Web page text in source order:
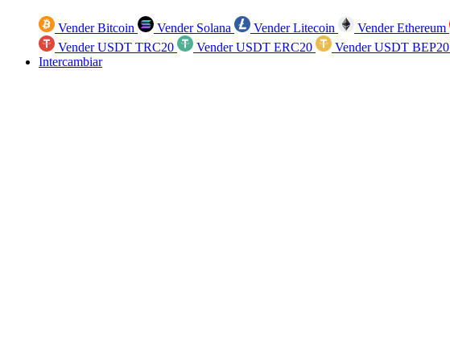
Vender Bitcoin Vender Solana Vender Litecoin Vender Ethereum
Vender USDT TRC20
Vender USDT ERC20 Vender USDT BEP20
Intercambiar